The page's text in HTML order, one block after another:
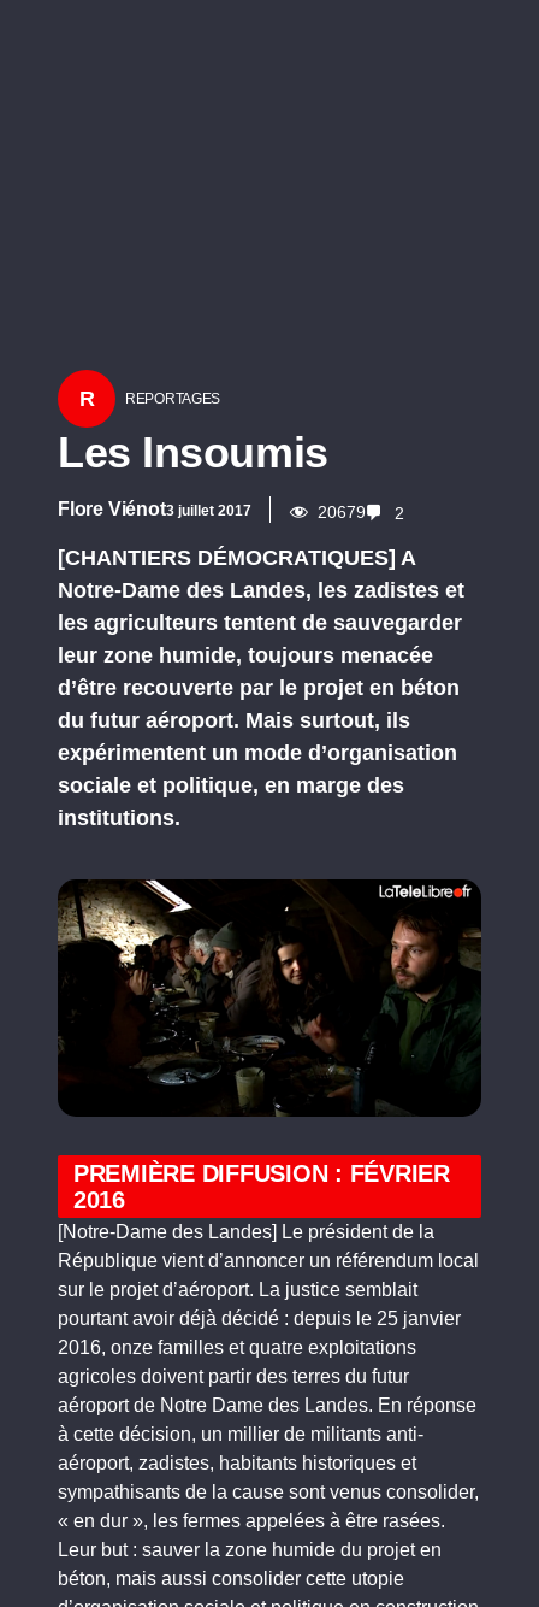
R REPORTAGES
Les Insoumis
Flore Viénot3 juillet 2017 20679 2
[CHANTIERS DÉMOCRATIQUES] A
Notre-Dame des Landes, les zadistes et
les agriculteurs tentent de sauvegarder
leur zone humide, toujours menacée
d’être recouverte par le projet en béton
du futur aéroport. Mais surtout, ils
expérimentent un mode d’organisation
sociale et politique, en marge des
institutions.
PREMIÈRE DIFFUSION : FÉVRIER
2016
[Notre-Dame des Landes] Le président de la
République vient d’annoncer un référendum local
sur le projet d’aéroport. La justice semblait
pourtant avoir déjà décidé : depuis le 25 janvier
2016, onze familles et quatre exploitations
agricoles doivent partir des terres du futur
aéroport de Notre Dame des Landes. En réponse
à cette décision, un millier de militants anti-
aéroport, zadistes, habitants historiques et
sympathisants de la cause sont venus consolider,
« en dur », les fermes appelées à être rasées.
Leur but : sauver la zone humide du projet en
béton, mais aussi consolider cette utopie